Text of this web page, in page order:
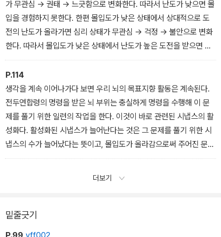
정이 선행되는 것이다.
가 무관심 → 권태 → 느긋함으로 변화한다. 따라서 난도가 낮으면 몰
입을 경험하지 못한다. 한편 몰입도가 낮은 상태에서 상대적으로 도
전의 난도가 올라가면 심리 상태가 무관심 → 걱정 → 불안으로 변화
한다. 따라서 몰입도가 낮은 상태에서 난도가 높은 도전을 받으면 심
리적으로 걱정이나 불안한 상태가 된다. 그러나 이 상태에서 도전에
대한 응전의 노력을 지속하여 몰입도를 올리다 보면 심리 상태가 불
안 → 각성 → 몰입으로 변화하여 몰입을 경험할 수 있다.
P.114
생각을 계속 이어나가다 보면 우리 뇌의 목표지향 활동은 계속된다.
전두연합령의 명령을 받은 뇌 부위는 충실하게 명령을 수행해 이 문
제를 풀기 위한 일련의 작업을 한다. 이것이 바로 관련된 시냅스의 활
성화다. 활성화된 시냅스가 늘어난다는 것은 그 문제를 풀기 위한 시
냅스의 수가 늘어났다는 뜻이고, 몰입도가 올라감으로써 주어진 문제
를 해결하는 능력이 선택적으로 올라갔음을 의미한다.
더보기
밑줄긋기